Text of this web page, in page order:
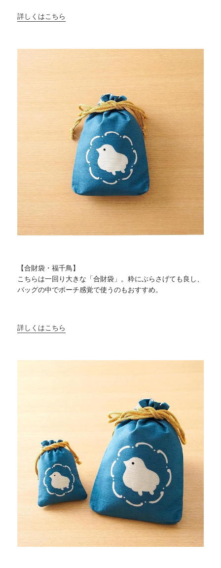
詳しくはこちら
【合財袋・福千鳥】
こちらは一回り大きな「合財袋」。粋にぶらさげても良し、
バッグの中でポーチ感覚で使うのもおすすめ。
詳しくはこちら